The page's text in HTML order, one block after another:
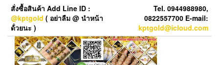
Skip
content
สั่งซื้อสินค้า Add Line ID :
@kptgold ( อย่าลืม @ นำหน้า
ด้่วยนะ )
Tel. 0944988980,
0822557700 E-mail:
kptgold@icloud.com